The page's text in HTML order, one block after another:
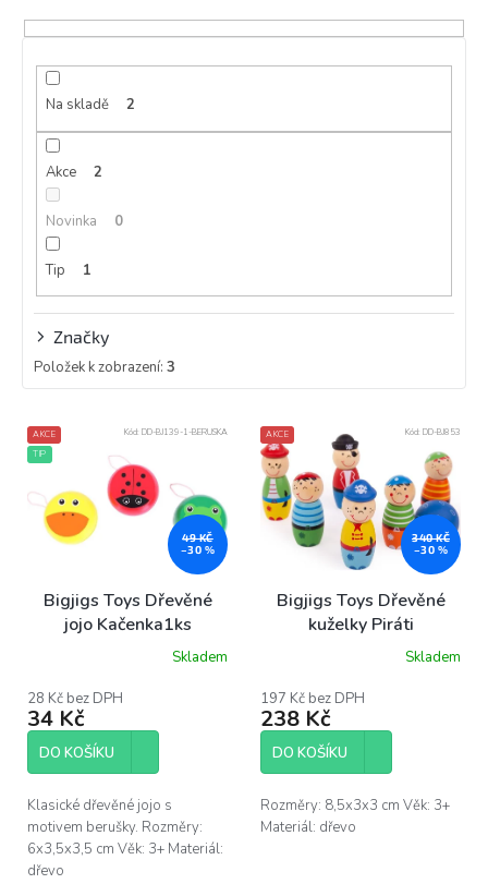
p
Na skladě 2
Akce 2
Novinka 0
Tip 1
Značky
Položek k zobrazení: 3
V
ý
p
ů
AKCE
TIP
49 KČ
–30 %
Bigjigs Toys Dřevěné
jojo Kačenka1ks
Skladem
28 Kč bez DPH
34 Kč
DO KOŠÍKU
Klasické dřevěné jojo s
motivem berušky. Rozměry:
6x3,5x3,5 cm Věk: 3+ Materiál:
dřevo
Kód: DD-BJ139-1-BERUSKA AKCE
340 KČ
–30 %
Bigjigs Toys Dřevěné
kuželky Piráti
Skladem
197 Kč bez DPH
238 Kč
DO KOŠÍKU
Rozměry: 8,5x3x3 cm Věk: 3+
Materiál: dřevo
Kód: DD-BJ853